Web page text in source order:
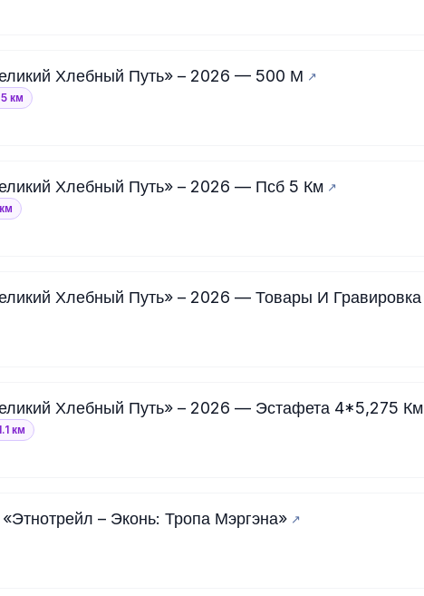
Хлебный Путь» – 2026 — 500 М
км
Хлебный Путь» – 2026 — Псб 5 Км
Хлебный Путь» – 2026 — Товары И Гравировка
Хлебный Путь» – 2026 — Эстафета 4*5,275 Км
км
– Эконь: Тропа Мэргэна»